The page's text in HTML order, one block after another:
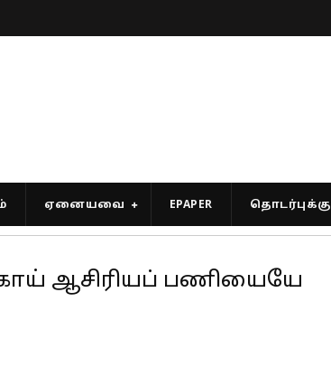
ஏனையவை EPAPER தொடர்புக்கு
ஆசிரியப் பணியையே